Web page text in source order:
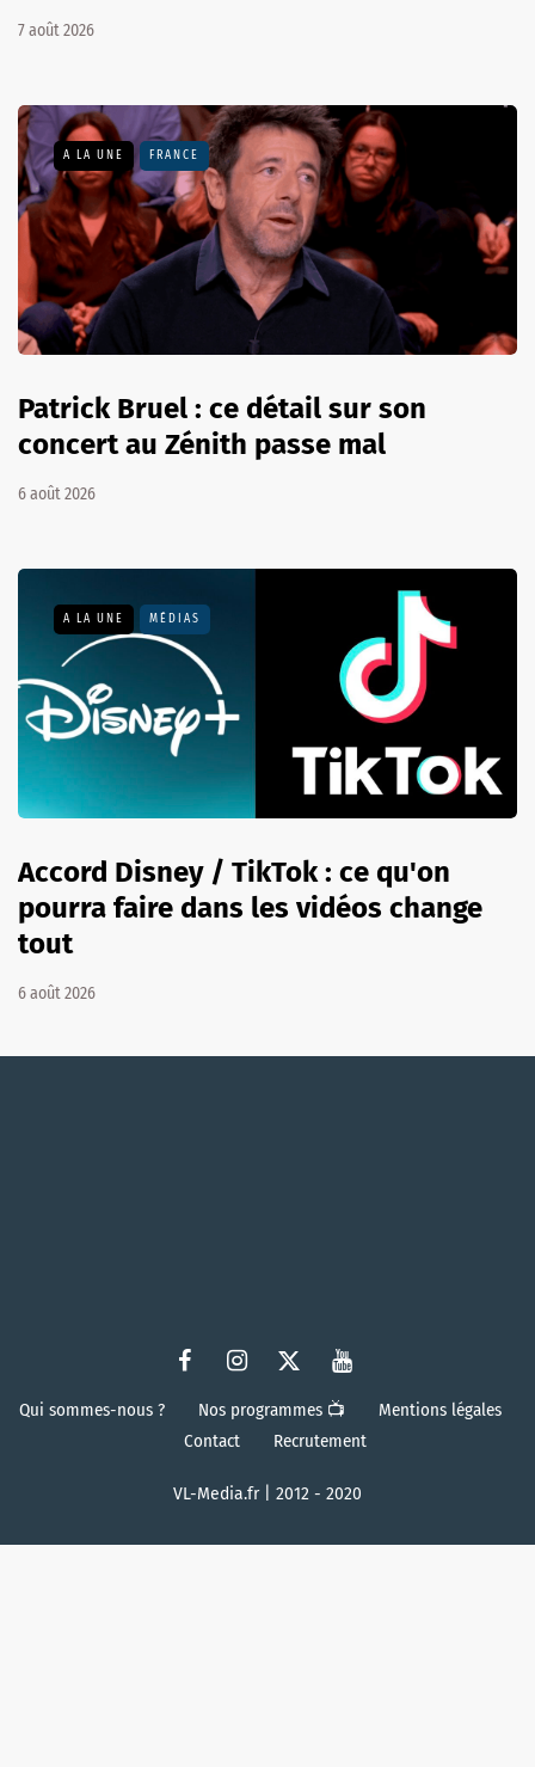
7 août 2026
A LA UNE FRANCE
Patrick Bruel : ce détail sur son
concert au Zénith passe mal
6 août 2026
A LA UNE MÉDIAS
Accord Disney / TikTok : ce qu'on
pourra faire dans les vidéos change
tout
6 août 2026
Qui sommes-nous ? Nos programmes 📺
Mentions légales
Contact
Recrutement
VL-Media.fr | 2012 - 2020